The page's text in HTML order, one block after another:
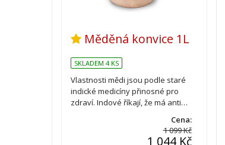
Měděná konvice 1L
SKLADEM 4 KS
Vlastnosti mědi jsou podle staré
indické medicíny přinosné pro
zdraví. Indové říkají, že má anti…
Cena:
1 099 Kč
1 044 Kč